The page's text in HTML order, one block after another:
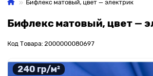
Бифлекс матовый, цвет — электрик
Бифлекс матовый, цвет —
Код Товара: 2000000080697
240 гр/м²